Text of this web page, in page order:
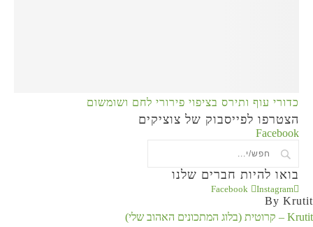
כדורי עוף ותירס בציפוי פירורי לחם ושומשום
הצטרפו לפייסבוק של צוציקים
Facebook
בואו להיות חברים שלנו
Facebook Instagram
By Krutit
Krutit – קרוטית (בלוג המתכונים האהוב שלי)